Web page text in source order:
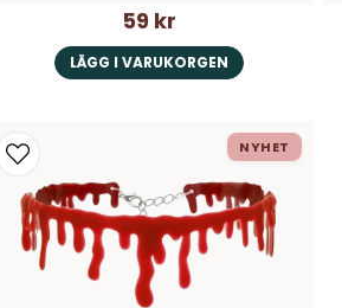
59 kr
LÄGG I VARUKORGEN
NYHET